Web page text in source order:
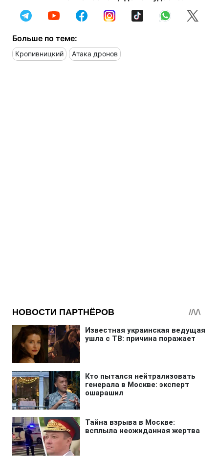
Больше по теме:
Кропивницкий Атака дронов